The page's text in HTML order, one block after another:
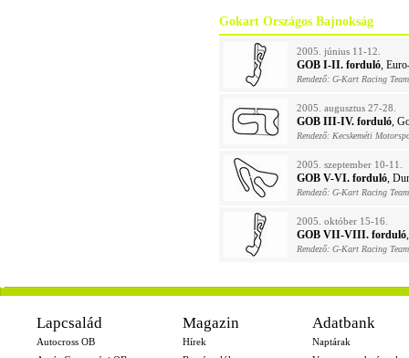
Gokart Országos Bajnokság
2005. június 11-12.
GOB I-II. forduló,
Rendező: G-Kart Racing Team
2005. augusztus 27-28.
GOB III-IV. forduló,
Rendező: Kecskeméti
2005. szeptember 10-11.
GOB V-VI. forduló,
Rendező: G-Kart Racing Team
2005. október 15-16.
GOB VII-VIII. forduló
Rendező: G-Kart Racing Team
-
Lapcsalád
Autocross OB
Magazin
Hírek
Adatbank
Naptárak